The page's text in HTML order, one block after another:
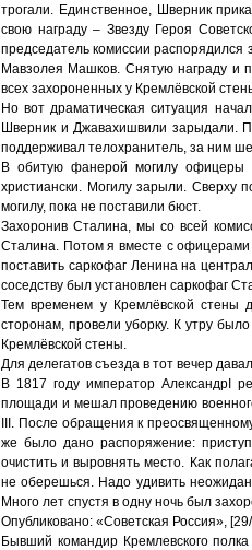
трогали. Единственное, Шверник
свою награду – Звезду Героя
председатель комиссии
Мавзолея Машков. Снятую награду и
всех захороненных у Кремлёвской
Но вот драматическая ситуация
Шверник и Джавахишвили зарыдали.
поддерживал телохранитель, за ним
В обитую фанерой могилу офицеры
христиански. Могилу зарыли. Сверху
могилу, пока не поставили бюст.
Захоронив Сталина, мы со всей
Сталина. Потом я вместе с
поставить саркофаг Ленина на
соседству был установлен саркофаг
Тем временем у Кремлёвской стены
сторонам, провели уборку. К утру
Кремлёвской стены.
Для делегатов съезда в тот вечер
В 1817 году император АлександрI
площади и мешал проведению
III. После обращения к
же было дано распоряжение:
очистить и выровнять место. Как
не оберешься. Надо удивить
Много лет спустя в одну ночь был
Опубликовано: «Советская Россия»,
Бывший командир Кремлевского